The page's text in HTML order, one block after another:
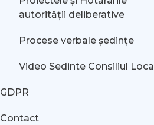
autorității deliberative
Procese verbale ședințe
Video Sedinte Consiliul Local
GDPR
Contact